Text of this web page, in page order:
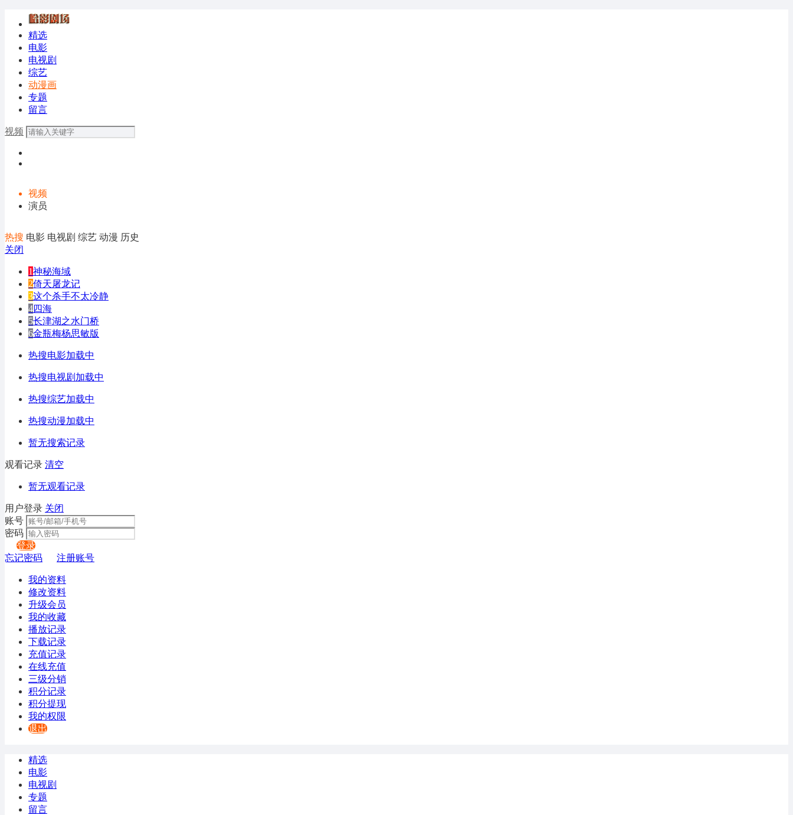
精选
电影
电视剧
综艺
动漫画
专题
留言
视频
视频
演员
热搜 电影 电视剧 综艺 动漫 历史
关闭
1神秘海域
2倚天屠龙记
3这个杀手不太冷静
4四海
5长津湖之水门桥
6金瓶梅杨思敏版
热搜电影加载中
热搜电视剧加载中
热搜综艺加载中
热搜动漫加载中
暂无搜索记录
观看记录 清空
暂无观看记录
用户登录 关闭
账号
密码
登录
忘记密码
注册账号
我的资料
修改资料
升级会员
我的收藏
播放记录
下载记录
充值记录
在线充值
三级分销
积分记录
积分提现
我的权限
退出
精选
电影
电视剧
专题
留言